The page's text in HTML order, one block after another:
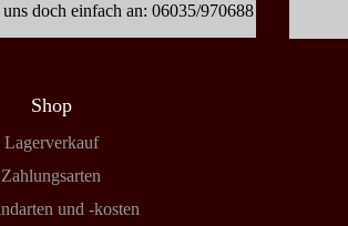
doch einfach an: 06035/970688
Shop
Lagerverkauf
Zahlungsarten
und -kosten